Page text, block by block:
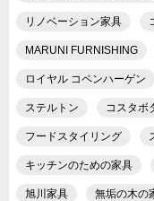
リノベーション家具
MARUNI FURNISHING
ロイヤル コペンハーゲン
ステルトン コスタボ
フードスタイリング
キッチンのための家具
旭川家具 無垢の木の